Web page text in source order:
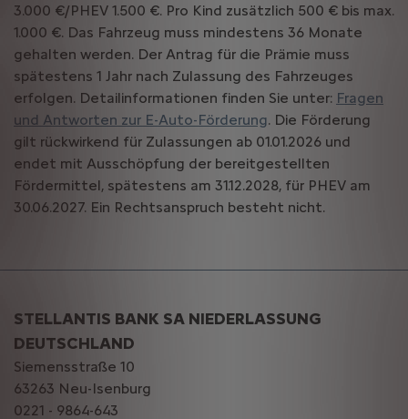
3.000 €/PHEV 1.500 €. Pro Kind zusätzlich 500 € bis max.
1.000 €. Das Fahrzeug muss mindestens 36 Monate
gehalten werden. Der Antrag für die Prämie muss
spätestens 1 Jahr nach Zulassung des Fahrzeuges
erfolgen. Detailinformationen finden Sie unter: Fragen
und Antworten zur E-Auto-Förderung. Die Förderung
gilt rückwirkend für Zulassungen ab 01.01.2026 und
endet mit Ausschöpfung der bereitgestellten
Fördermittel, spätestens am 31.12.2028, für PHEV am
30.06.2027. Ein Rechtsanspruch besteht nicht.
STELLANTIS BANK SA NIEDERLASSUNG
DEUTSCHLAND
Siemensstraße 10
63263 Neu-Isenburg
0221 - 9864-643